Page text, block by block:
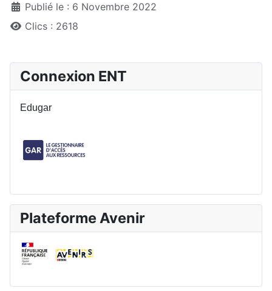
Publié le : 6 Novembre 2022
Clics : 2618
Connexion ENT
Edugar
Plateforme Avenir